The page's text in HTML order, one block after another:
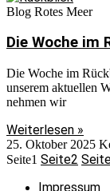
Blog Rotes Meer
Die Woche im
Die Woche im
unserem aktuellen
nehmen wir
Weiterlesen »
25. Oktober 2025
Seite1 Seite2
Impressum